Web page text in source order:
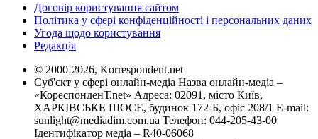
Договір користування сайтом
Політика у сфері конфіденційності і персональних даних
Угода щодо користування
Редакція
© 2000-2026, Korrespondent.net
Суб'єкт у сфері онлайн-медіа Назва онлайн-медіа –
«КореспонденТ.net» Адреса: 02091, місто Київ,
ХАРКІВСЬКЕ ШОСЕ, будинок 172-Б, офіс 208/1 E-mail:
sunlight@mediadim.com.ua Телефон: 044-205-43-00
Ідентифікатор медіа – R40-06068